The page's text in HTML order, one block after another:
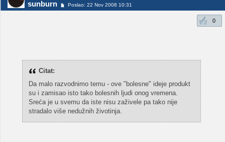
sunburn Poslao: 22 Nov 2008 10:31
0
Citat:
Da malo razvodnimo temu - ove "bolesne" ideje produkt
su i zamisao isto tako bolesnih ljudi onog vremena.
Sreća je u svemu da iste nisu zaživele pa tako nije
stradalo više nedužnih životinja.